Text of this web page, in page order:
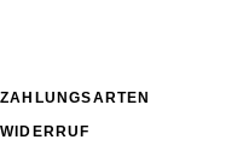
ZAHLUNGSARTEN
WIDERRUF